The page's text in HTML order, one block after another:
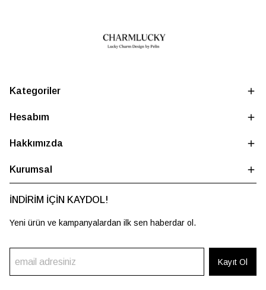
Kategoriler
Hesabım
Hakkımızda
Kurumsal
İNDİRİM İÇİN KAYDOL!
Yeni ürün ve kampanyalardan ilk sen haberdar ol.
Kayıt Ol